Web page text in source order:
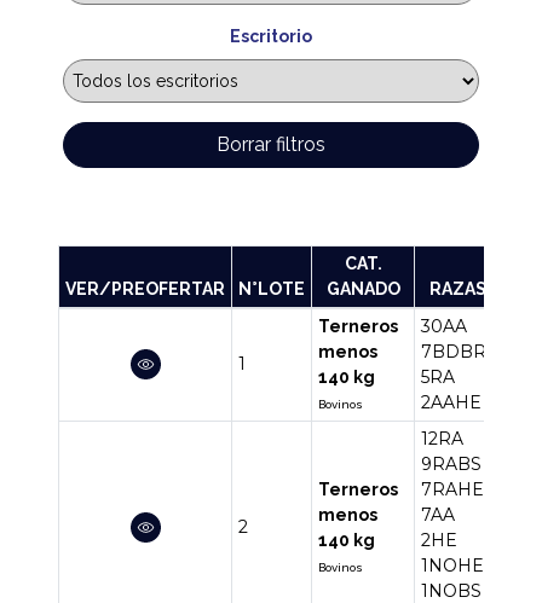
Escritorio
Borrar filtros
VER/PREOFERTAR N°LOTE
CAT.
GANADO
RAZAS
1
Terneros
menos
140 kg
Bovinos
30AA
7BDBR
5RA
2AAHE
2
Terneros
menos
140 kg
Bovinos
12RA
9RABS
7RAHE
7AA
2HE
1NOHE
1NOBS